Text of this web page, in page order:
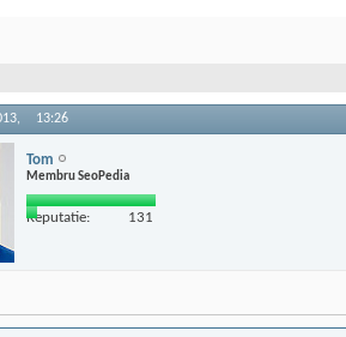
13:26
Tom
Membru SeoPedia
Reputatie: 131